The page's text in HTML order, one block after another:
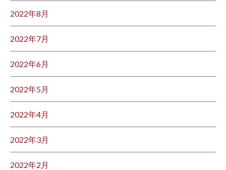
2022年8月
2022年7月
2022年6月
2022年5月
2022年4月
2022年3月
2022年2月